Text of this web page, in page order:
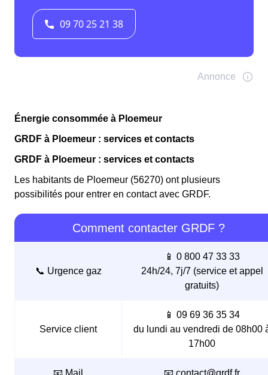
Énergie consommée à Ploemeur
GRDF à Ploemeur : services et contacts
GRDF à Ploemeur : services et contacts
Les habitants de Ploemeur (56270) ont plusieurs
possibilités pour entrer en contact avec GRDF.
Comment contacter GRDF ?
📞 Urgence gaz
📱 0 800 47 33 33
24h/24, 7j/7 (service et appel
gratuits)
Service client
📱 09 69 36 35 34
du lundi au vendredi de 08h00
17h00
📧 Mail 📧 contact@grdf.fr